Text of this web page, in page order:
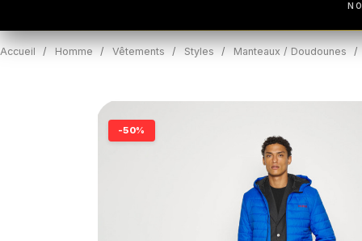
Accueil Homme Vêtements Styles Manteaux / Doudounes
-50%